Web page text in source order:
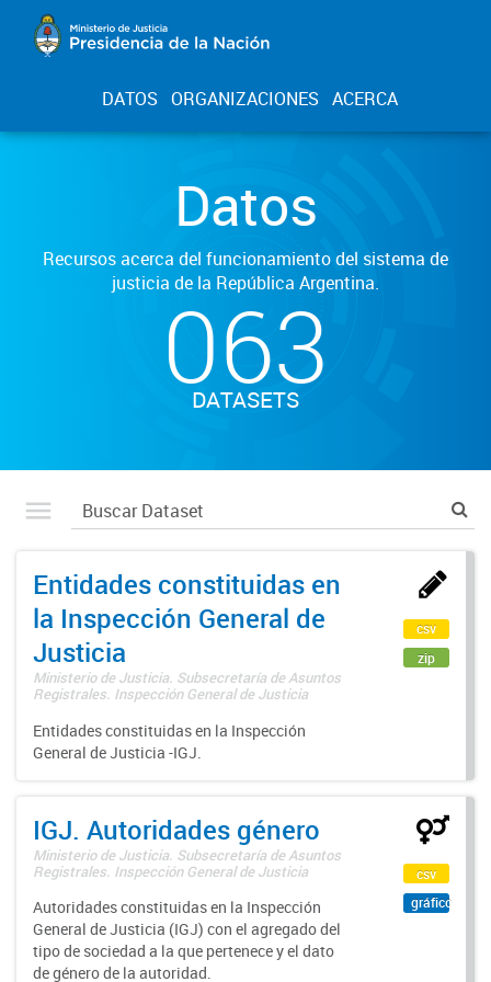
DATOS ORGANIZACIONES ACERCA
Datos
Recursos acerca del funcionamiento del sistema de
justicia de la República Argentina.
063
DATASETS
Entidades constituidas en
la Inspección General de
Justicia
Ministerio de Justicia. Subsecretaría de Asuntos
Registrales. Inspección General de Justicia
Entidades constituidas en la Inspección
General de Justicia -IGJ.
csv
zip
IGJ. Autoridades género
Ministerio de Justicia. Subsecretaría de Asuntos
Registrales. Inspección General de Justicia
Autoridades constituidas en la Inspección
General de Justicia (IGJ) con el agregado del
tipo de sociedad a la que pertenece y el dato
de género de la autoridad.
csv
gráfico